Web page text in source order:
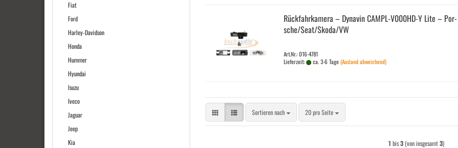
Rück­fahr­ka­me­ra – Dy­na­vin CAMPL-​​V000HD-​Y Lite – Por­
sche/Seat/Skoda/VW
Art.Nr.: 016-4781
Lieferzeit:
ca. 3-6 Tage(Ausland abweichend)
Sortieren nach
Sortieren nach 20 pro Seite
pro Seite
1 bis3 (von insgesamt3)
Fiat
Ford
Harley-Davidson
Honda
Hummer
Hyundai
Isuzu
Iveco
Jaguar
Jeep
Kia